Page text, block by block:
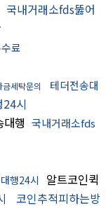
국내거래소fds뚫어
료
금세탁문의
테더전송대
시
대행 국내거래소fds
행24시
알트코인퀵
코인추적피하는방